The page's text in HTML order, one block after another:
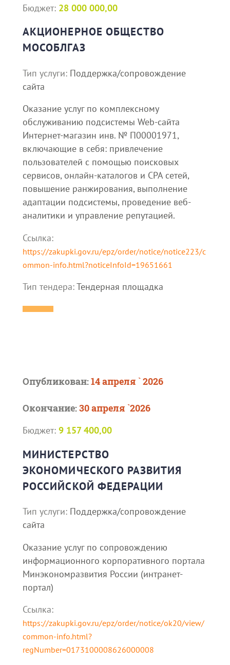
Бюджет: 28 000 000,00
АКЦИОНЕРНОЕ ОБЩЕСТВО
МОСОБЛГАЗ
Тип услуги: Поддержка/сопровождение
сайта
Оказание услуг по комплексному
обслуживанию подсистемы Web-сайта
Интернет-магазин инв. № П00001971,
включающие в себя: привлечение
пользователей с помощью поисковых
сервисов, онлайн-каталогов и CPA сетей,
повышение ранжирования, выполнение
адаптации подсистемы, проведение веб-
аналитики и управление репутацией.
Ссылка:
https://zakupki.gov.ru/epz/order/notice/notice223/c
ommon-info.html?noticeInfoId=19651661
Тип тендера:Тендерная площадка
Опубликован:14 апреля ` 2026
Окончание:30 апреля `2026
Бюджет: 9 157 400,00
МИНИСТЕРСТВО
ЭКОНОМИЧЕСКОГО РАЗВИТИЯ
РОССИЙСКОЙ ФЕДЕРАЦИИ
Тип услуги: Поддержка/сопровождение
сайта
Оказание услуг по сопровождению
информационного корпоративного портала
Минэкономразвития России (интранет-
портал)
Ссылка:
https://zakupki.gov.ru/epz/order/notice/ok20/view/
common-info.html?
regNumber=0173100008626000008